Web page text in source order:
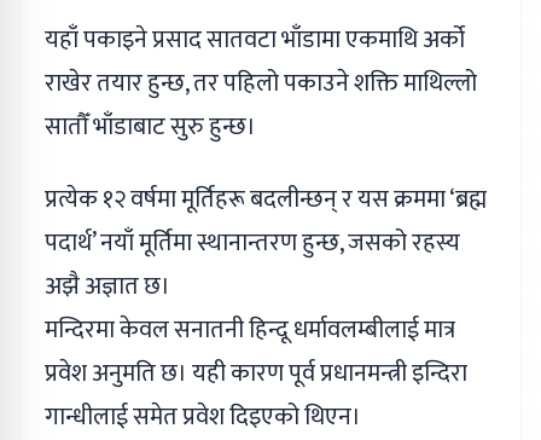
यहाँ पकाइने प्रसाद सातवटा भाँडामा एकमाथि अर्को
राखेर तयार हुन्छ, तर पहिलो पकाउने शक्ति माथिल्लो
सातौँ भाँडाबाट सुरु हुन्छ।
प्रत्येक १२ वर्षमा मूर्तिहरू बदलीन्छन् र यस क्रममा ‘ब्रह्म
पदार्थ’ नयाँ मूर्तिमा स्थानान्तरण हुन्छ, जसको रहस्य
अझै अज्ञात छ।
मन्दिरमा केवल सनातनी हिन्दू धर्मावलम्बीलाई मात्र
प्रवेश अनुमति छ। यही कारण पूर्व प्रधानमन्त्री इन्दिरा
गान्धीलाई समेत प्रवेश दिइएको थिएन।